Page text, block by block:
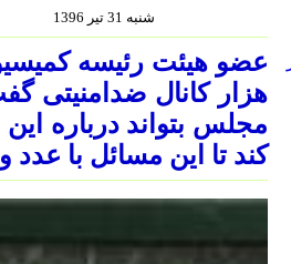
شنبه 31 تير 1396
هزار کانال ضدامنیتی
مجلس بتواند درباره
کند تا این مسائل با عدد